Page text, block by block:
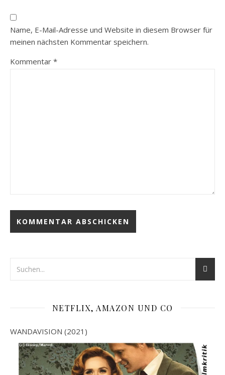
Name, E-Mail-Adresse und Website in diesem Browser für
meinen nächsten Kommentar speichern.
Kommentar *
NETFLIX, AMAZON UND CO
WANDAVISION (2021)